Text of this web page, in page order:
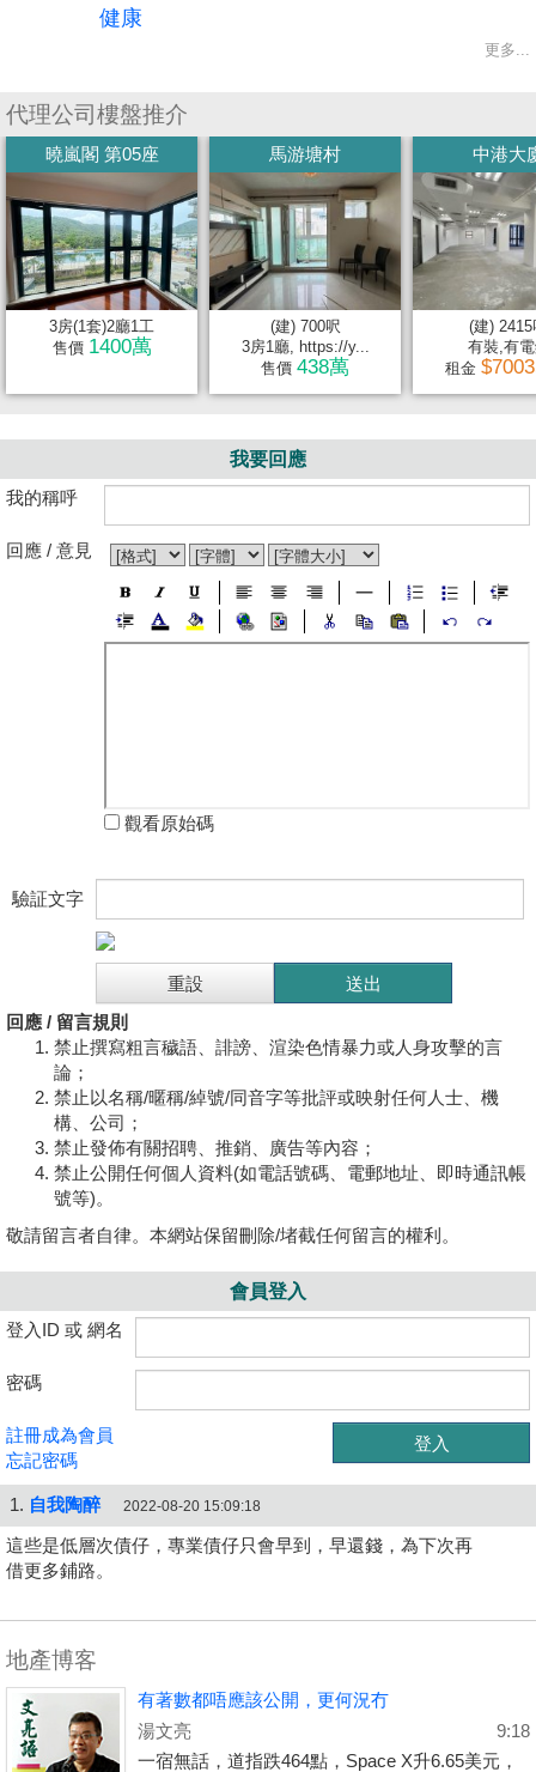
健康
更多...
代理公司樓盤推介
曉嵐閣 第05座
3房(1套)2廳1工
售價 1400萬
馬游塘村
(建) 700呎
3房1廳, https://y...
售價 438萬
中港大
(建) 2415
有裝,有
租金
我要回應
我的稱呼
回應 / 意見
觀看原始碼
驗証文字
回應 / 留言規則
禁止撰寫粗言穢語、誹謗、渲染色情暴力或人身攻擊的言
論；
禁止以名稱/暱稱/綽號/同音字等批評或映射任何人士、機
構、公司；
禁止發佈有關招聘、推銷、廣告等內容；
禁止公開任何個人資料(如電話號碼、電郵地址、即時通訊帳
號等)。
敬請留言者自律。本網站保留刪除/堵截任何留言的權利。
會員登入
登入ID 或 網名
密碼
註冊成為會員
忘記密碼
1. 自我陶醉 2022-08-20 15:09:18
這些是低層次債仔，專業債仔只會早到，早還錢，為下次再
借更多鋪路。
地產博客
有著數都唔應該公開，更何況冇
湯文亮
9:18
一宿無話，道指跌464點，Space X升6.65美元，